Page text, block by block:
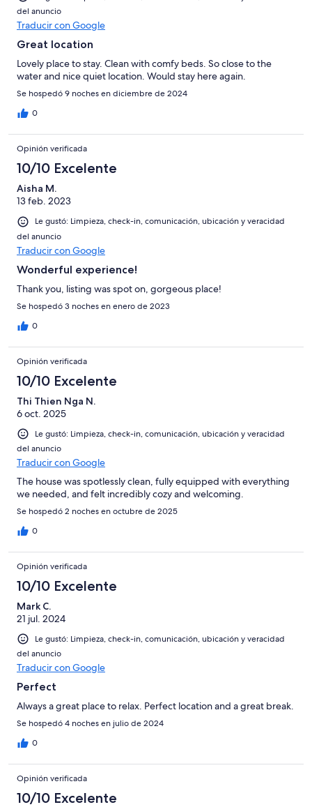
del anuncio
Traducir con Google
Great location
Lovely place to stay. Clean with comfy beds. So close to the
water and nice quiet location. Would stay here again.
Se hospedó 9 noches en diciembre de 2024
0
Opinión verificada
10/10 Excelente
Aisha M.
13 feb. 2023
Le gustó: Limpieza, check-in, comunicación, ubicación y veracidad
del anuncio
Traducir con Google
Wonderful experience!
Thank you, listing was spot on, gorgeous place!
Se hospedó 3 noches en enero de 2023
0
Opinión verificada
10/10 Excelente
Thi Thien Nga N.
6 oct. 2025
Le gustó: Limpieza, check-in, comunicación, ubicación y veracidad
del anuncio
Traducir con Google
The house was spotlessly clean, fully equipped with everything
we needed, and felt incredibly cozy and welcoming.
Se hospedó 2 noches en octubre de 2025
0
Opinión verificada
10/10 Excelente
Mark C.
21 jul. 2024
Le gustó: Limpieza, check-in, comunicación, ubicación y veracidad
del anuncio
Traducir con Google
Perfect
Always a great place to relax. Perfect location and a great break.
Se hospedó 4 noches en julio de 2024
0
Opinión verificada
10/10 Excelente